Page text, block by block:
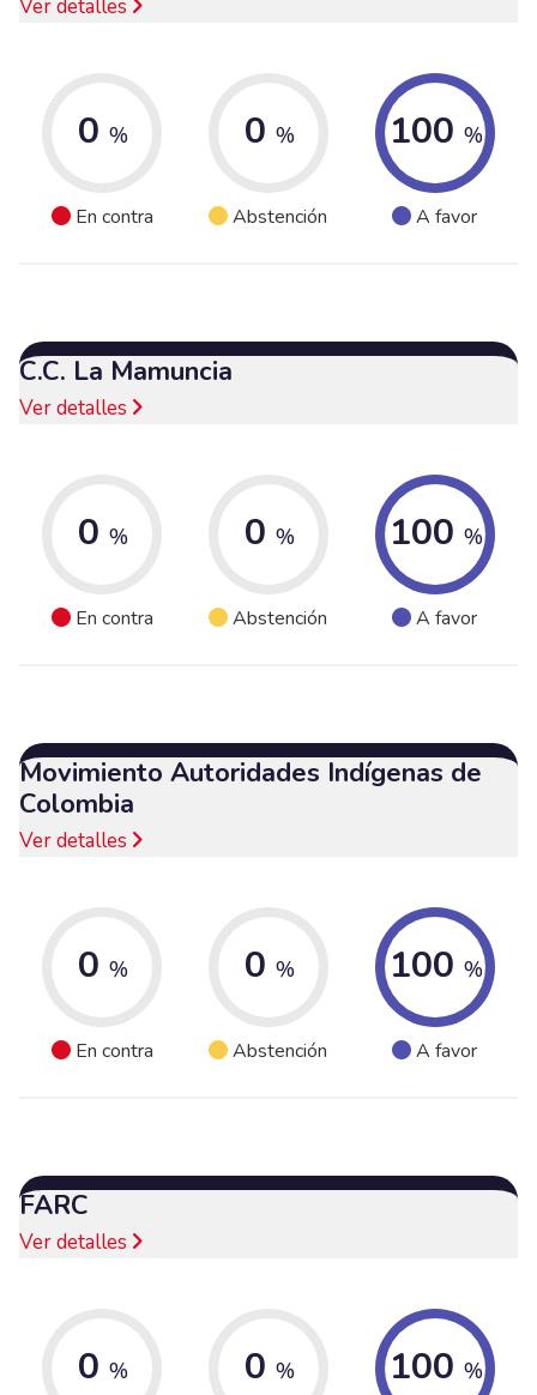
Ver detalles
0 %
En contra
0 %
Abstención
100 %
A favor
C.C. La Mamuncia
Ver detalles
0 %
En contra
0 %
Abstención
100 %
A favor
Movimiento Autoridades Indígenas de
Colombia
Ver detalles
0 %
En contra
0 %
Abstención
100 %
A favor
FARC
Ver detalles
0 % 0 % 100 %